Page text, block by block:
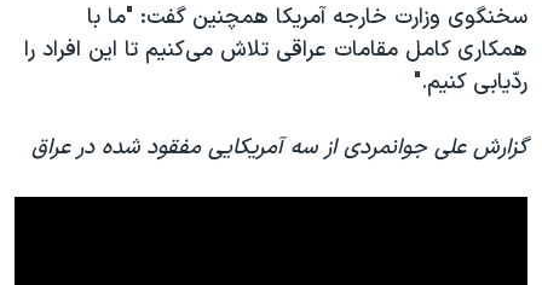
نرگس محمدی برنده جایزه نوبل صلح
همایش محافظه‌کاران آمریکا «سی‌پک»
سخنگوی وزارت خارجه آمریکا همچنین گفت: "ما با
همکاری کامل مقامات عراقی تلاش می‌کنیم تا این افراد را
ردّیابی کنیم."
گزارش علی جوانمردی از سه آمریکایی مفقود شده در عراق